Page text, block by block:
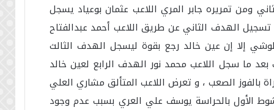
الثالث برأسية لينتهي الشوط الأول بالتقدم 3 : 1 ، وبالشوط الثاني ومن تمريره جابر المري اللاعب عثمان بوعياد يسجل
بعد تسجيل الهدف الثاني عن طريق اللاعب أحمد عبدالفتاح
عن طريق اللاعب عبدالله شكور البلوشي إلا إن عين خالد رجع بقوة ليسجل الهدف الثالث
بعد ما سجل اللاعب محمد نور الهدف الرابع لعين خالد
المباراة بالفوز الصعب ، و تعرض اللاعب المتألق مشاري العلي
الأول بالحراسة يوسف علي العري بسبب عدم وجود